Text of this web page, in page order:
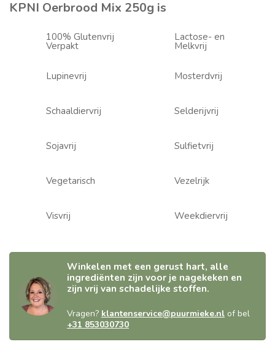
KPNI Oerbrood Mix 250g is
100% Glutenvrij
Verpakt
Lactose- en
Melkvrij
Lupinevrij Mosterdvrij
Schaaldiervrij Selderijvrij
Sojavrij Sulfietvrij
Vegetarisch Vezelrijk
Visvrij Weekdiervrij
Winkelen met een gerust hart, alle
ingrediënten zijn voor je nagekeken en
zijn vrij van schadelijke stoffen.
Vragen? klantenservice@puurmieke.nl of bel
+31 853030730